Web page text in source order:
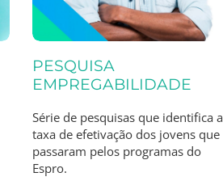
PESQUISA
EMPREGABILIDADE
Série de pesquisas que identifica a
taxa de efetivação dos jovens que
passaram pelos programas do
Espro.